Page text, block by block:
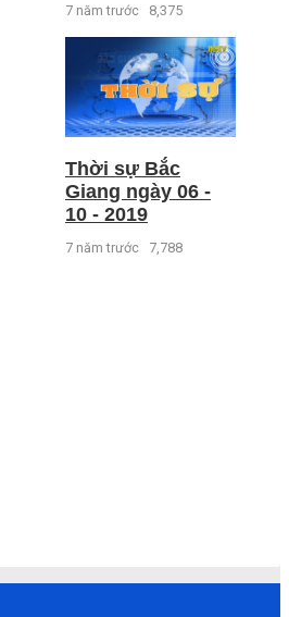
7 năm trước 8,375
Thời sự Bắc
Giang ngày 06 -
10 - 2019
7 năm trước 7,788